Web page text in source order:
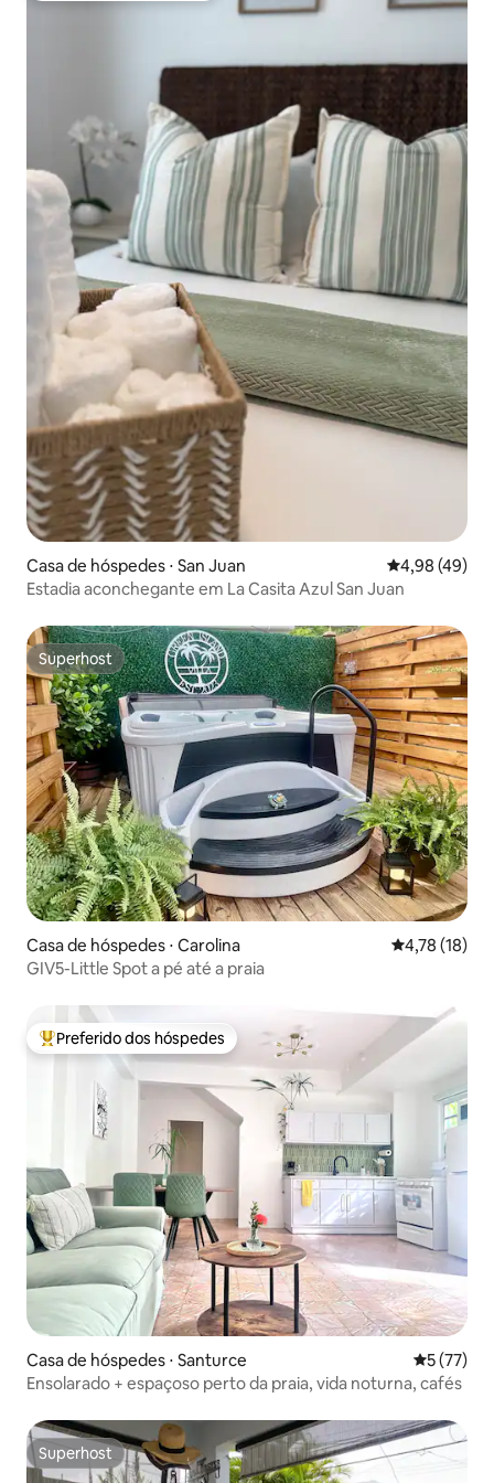
Casa de hóspedes ⋅ San Juan 4,98 de uma
4,98 (49)
Estadia aconchegante em La Casita Azul San Juan
Superhost
Superhost
Casa de hóspedes ⋅ Carolina 4,78 de uma
4,78 (18)
GIV5-Little Spot a pé até a praia
Entre os melhores preferidos dos hóspedes
Preferido dos hóspedes
Casa de hóspedes ⋅ Santurce 5 de uma
5 (77)
Ensolarado + espaçoso perto da praia, vida noturna, cafés
Superhost
Superhost